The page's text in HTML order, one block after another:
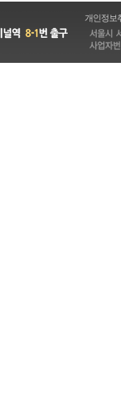
개인정보